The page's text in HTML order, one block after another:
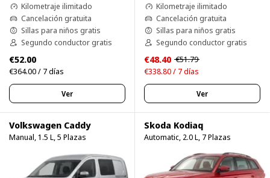
Kilometraje ilimitado
Cancelación gratuita
Sillas para niños gratis
Segundo conductor gratis
€52.00
€364.00 / 7 días
Ver
Kilometraje ilimitado
Cancelación gratuita
Sillas para niños gratis
Segundo conductor gratis
€48.40 €51.79
€338.80 / 7 días
Ver
Volkswagen Caddy
Manual, 1.5 L, 5 Plazas
Skoda Kodiaq
Automatic, 2.0 L, 7 Plazas